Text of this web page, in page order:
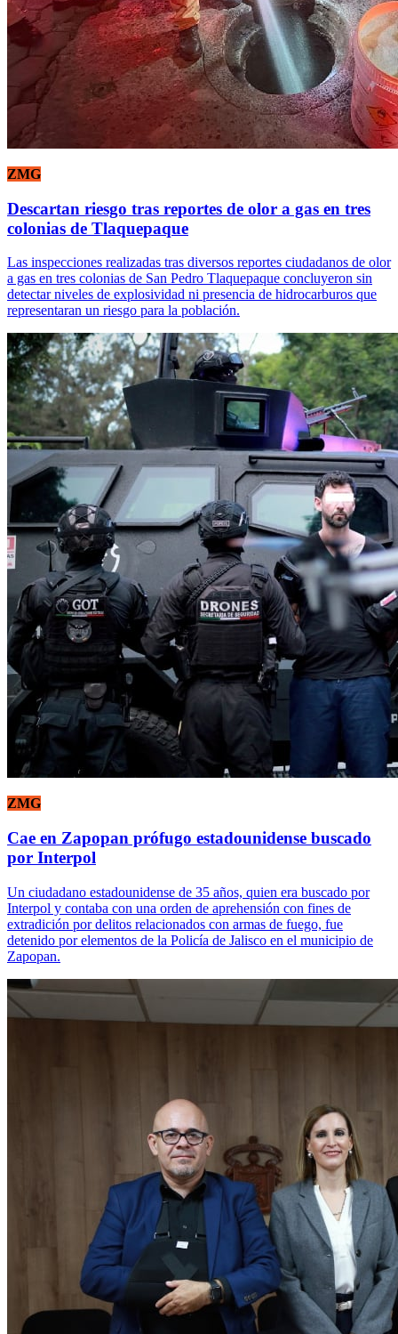
ZMG
Descartan riesgo tras reportes de olor a gas en tres
colonias de Tlaquepaque
Las inspecciones realizadas tras diversos reportes ciudadanos de olor
a gas en tres colonias de San Pedro Tlaquepaque concluyeron sin
detectar niveles de explosividad ni presencia de hidrocarburos que
representaran un riesgo para la población.
ZMG
Cae en Zapopan prófugo estadounidense buscado
por Interpol
Un ciudadano estadounidense de 35 años, quien era buscado por
Interpol y contaba con una orden de aprehensión con fines de
extradición por delitos relacionados con armas de fuego, fue
detenido por elementos de la Policía de Jalisco en el municipio de
Zapopan.